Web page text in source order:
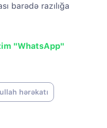
barədə razılığa
"WhatsApp"
hərəkatı